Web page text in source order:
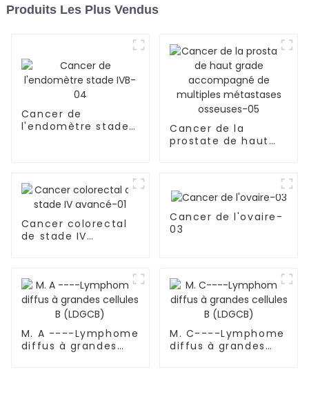
Produits Les Plus Vendus
Cancer de
l'endomètre stade
Cancer de la
prostate de haut
osseuses-05
Cancer colorectal
de stade IV
Cancer de l'ovaire-
03
M. A ----Lymphome
diffus à grandes
M. C----Lymphome
diffus à grandes